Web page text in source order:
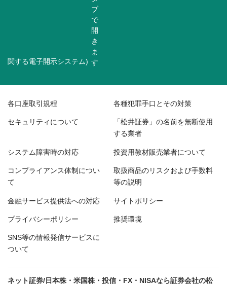
関する電子開示システム)
各口座取引規程 各種犯罪手口とその対策
セキュリティについて 「松井証券」の名前を無断使用
する業者
システム障害時の対応 投資用教材販売業者について
コンプライアンス体制につい
て
取扱商品のリスクおよび手数料
等の説明
金融サービス提供法への対応 サイトポリシー
プライバシーポリシー 推奨環境
SNS等の情報発信サービスに
ついて
ネット証券/日本株・米国株・投信・FX・NISAなら証券会社の松